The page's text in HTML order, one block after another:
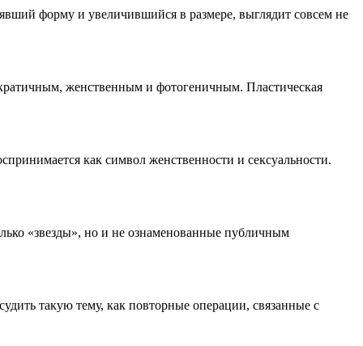
форму и увеличившийся в размере, выглядит совсем не
женственным и фотогеничным. Пластическая
как символ женственности и сексуальности.
«звезды», но и не ознаменованные публичным
такую тему, как повторные операции, связанные с